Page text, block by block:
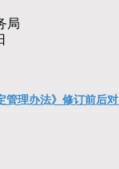
局
管理办法》修订前后